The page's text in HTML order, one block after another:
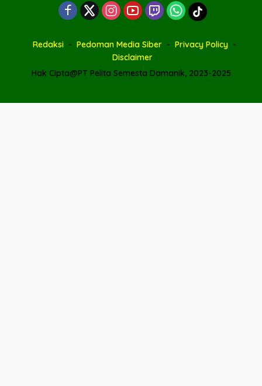
Redaksi Pedoman Media Siber
Privacy Policy
Disclaimer
Hak Cipta@PT Pelita Semesta Damanik, 2023-2025